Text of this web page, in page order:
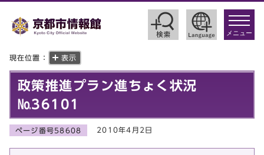
toggle
メニュー
現在位置： 表示
政策推進プラン進ちょく状況
№36101
ページ番号58608 2010年4月2日